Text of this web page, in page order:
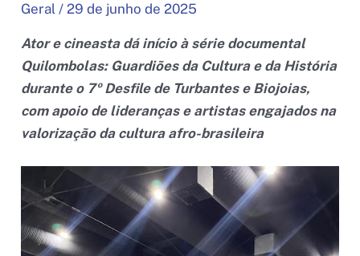
Geral / 29 de junho de 2025
Ator e cineasta dá início à série documental
Quilombolas: Guardiões da Cultura e da História
durante o 7º Desfile de Turbantes e Biojoias,
com apoio de lideranças e artistas engajados na
valorização da cultura afro-brasileira